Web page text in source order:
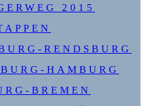
2015
RENDSBURG
HAMBURG
BREMEN